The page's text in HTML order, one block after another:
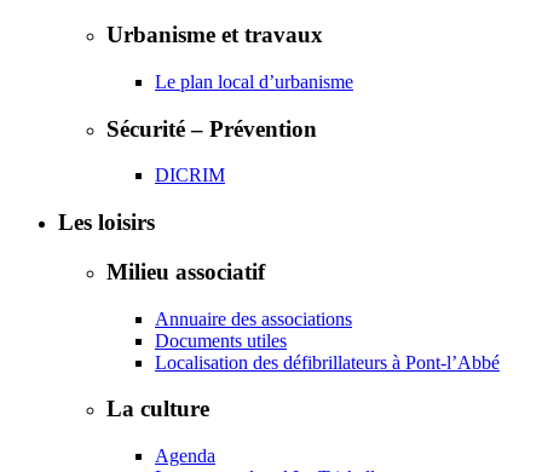
Urbanisme et travaux
Le plan local d’urbanisme
Sécurité – Prévention
DICRIM
Les loisirs
Milieu associatif
Annuaire des associations
Documents utiles
Localisation des défibrillateurs à Pont-l’Abbé
La culture
Agenda